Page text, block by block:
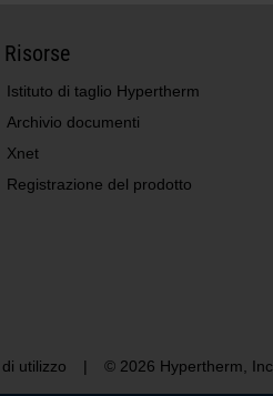
Risorse
Istituto di taglio Hypertherm
Archivio documenti
Xnet
Registrazione del prodotto
utilizzo | © 2026 Hypertherm, Inc.